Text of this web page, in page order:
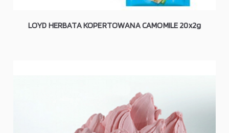
LOYD HERBATA KOPERTOWANA CAMOMILE 20x2g